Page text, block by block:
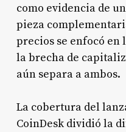
como evidencia de
pieza
precios se enfocó en
la brecha de
aún separa a ambos.
La cobertura del
CoinDesk dividió la